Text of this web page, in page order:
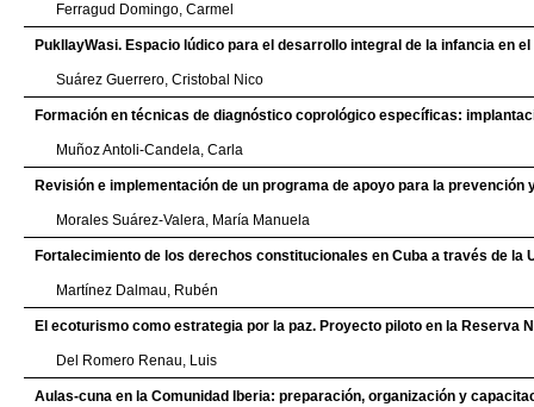
Ferragud Domingo, Carmel
PukllayWasi. Espacio lúdico para el desarrollo integral de la infancia en
Suárez Guerrero, Cristobal Nico
Formación en técnicas de diagnóstico coprológico específicas:
Muñoz Antoli-Candela, Carla
Revisión e implementación de un programa de apoyo para la
Morales Suárez-Valera, María Manuela
Fortalecimiento de los derechos constitucionales en Cuba a través de
Martínez Dalmau, Rubén
El ecoturismo como estrategia por la paz. Proyecto piloto en la Reserva
Del Romero Renau, Luis
Aulas-cuna en la Comunidad Iberia: preparación, organización y